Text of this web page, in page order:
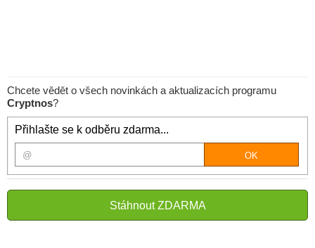
Chcete vědět o všech novinkách a aktualizacích programu
Cryptnos?
Přihlašte se k odběru zdarma...
Stáhnout ZDARMA